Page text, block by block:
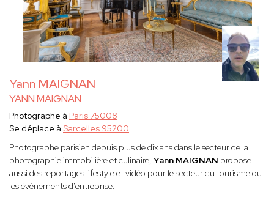
Yann MAIGNAN
YANN MAIGNAN
Photographe à Paris 75008
Se déplace à Sarcelles 95200
Photographe parisien depuis plus de dix ans dans le secteur de la
photographie immobilière et culinaire, Yann MAIGNAN propose
aussi des reportages lifestyle et vidéo pour le secteur du tourisme ou
les événements d'entreprise.